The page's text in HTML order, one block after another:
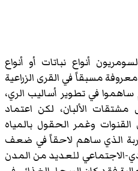
أنواع نباتات أو أنواع
مسبقاً في القرى الزراعية
ساهموا في تطوير أساليب الري،
الألبان، لكن اعتماد
وغمر الحقول بالمياه
الذي ساهم لاحقاً في ضعف
الاجتماعي للعديد من المدن